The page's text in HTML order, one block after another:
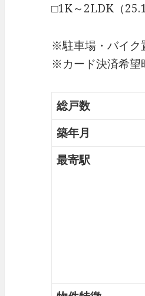
□1K～2LDK（
※駐車場・バイク
※カード決済希望
総戸数
築年月
最寄駅